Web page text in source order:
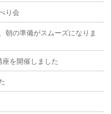
り会
朝の準備がスムーズになりま
を開催しました